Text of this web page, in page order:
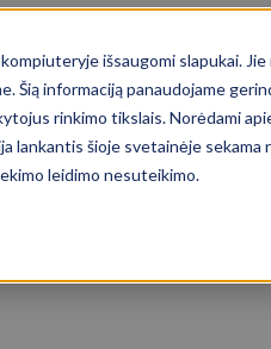
išsaugomi slapukai.
Šią informaciją panaudojame
rinkimo tikslais. Norėdami
lankantis šioje svetainėje
leidimo nesuteikimo.